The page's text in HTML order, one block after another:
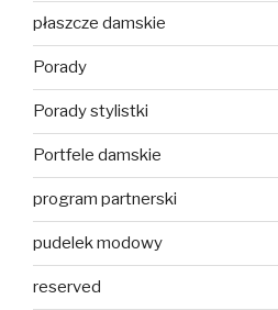
płaszcze damskie
Porady
Porady stylistki
Portfele damskie
program partnerski
pudelek modowy
reserved